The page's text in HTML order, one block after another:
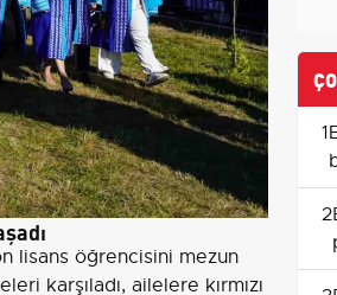
lisans öğrencisini mezun
karşıladı, ailelere kırmızı
1
2